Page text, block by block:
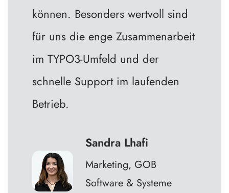
können. Besonders wertvoll sind
für uns die enge Zusammenarbeit
im TYPO3-Umfeld und der
schnelle Support im laufenden
Betrieb.
Sandra Lhafi
Marketing, GOB
Software & Systeme